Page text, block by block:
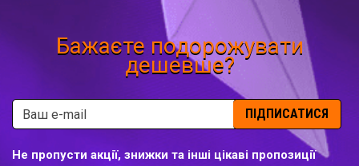
Бажаєте подорожувати
дешевше?
ПІДПИСАТИСЯ
Не пропусти акції, знижки та інші цікаві пропозиції